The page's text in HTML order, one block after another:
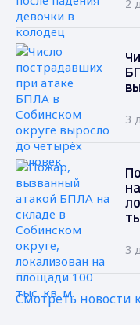
2
3
3
Смотреть новости